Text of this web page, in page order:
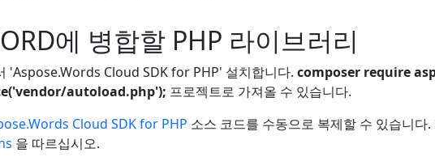
에 병합할 PHP 라이브러리
'Aspose.Words Cloud SDK for PHP' 설치합니다. composer require
autoload.php'); 프로젝트로 가져올 수 있습니다.
Cloud SDK for PHP 소스 코드를 수동으로 복제할 수 있습니다
을 따르십시오.